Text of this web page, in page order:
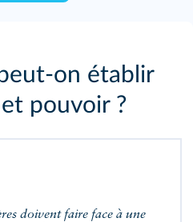
établir
pouvoir ?
doivent faire face à une